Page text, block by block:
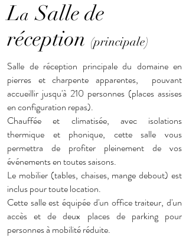
La Salle de
réception (principale)
Salle de réception principale du domaine en
pierres et charpente apparentes, pouvant
accueillir jusqu'à 210 personnes (places assises
en configuration repas).
Chauffée et climatisée, avec isolations
thermique et phonique, cette salle vous
permettra de profiter pleinement de vos
événements en toutes saisons.
Le mobilier (tables, chaises, mange debout) est
inclus pour toute location.
Cette salle est équipée d'un office traiteur, d'un
accès et de deux places de parking pour
personnes à mobilité réduite.